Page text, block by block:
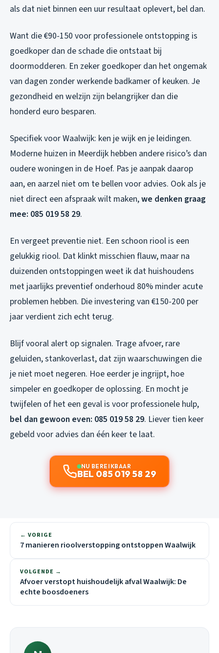
als dat niet binnen een uur resultaat oplevert, bel dan.
Want die €90-150 voor professionele ontstopping is
goedkoper dan de schade die ontstaat bij
doormodderen. En zeker goedkoper dan het ongemak
van dagen zonder werkende badkamer of keuken. Je
gezondheid en welzijn zijn belangrijker dan die
honderd euro besparen.
Specifiek voor Waalwijk: ken je wijk en je leidingen.
Moderne huizen in Meerdijk hebben andere risico’s dan
oudere woningen in de Hoef. Pas je aanpak daarop
aan, en aarzel niet om te bellen voor advies. Ook als je
niet direct een afspraak wilt maken,we denken graag
mee: 085 019 58 29.
En vergeet preventie niet. Een schoon riool is een
gelukkig riool. Dat klinkt misschien flauw, maar na
duizenden ontstoppingen weet ik dat huishoudens
met jaarlijks preventief onderhoud 80% minder acute
problemen hebben. Die investering van €150-200 per
jaar verdient zich echt terug.
Blijf vooral alert op signalen. Trage afvoer, rare
geluiden, stankoverlast, dat zijn waarschuwingen die
je niet moet negeren. Hoe eerder je ingrijpt, hoe
simpeler en goedkoper de oplossing. En mocht je
twijfelen of het een geval is voor professionele hulp,
bel dan gewoon even: 085 019 58 29. Liever tien keer
gebeld voor advies dan één keer te laat.
NU BEREIKBAAR
BEL 085 019 58 29
← VORIGE
7 manieren rioolverstopping ontstoppen Waalwijk
VOLGENDE →
Afvoer verstopt huishoudelijk afval Waalwijk: De
echte boosdoeners